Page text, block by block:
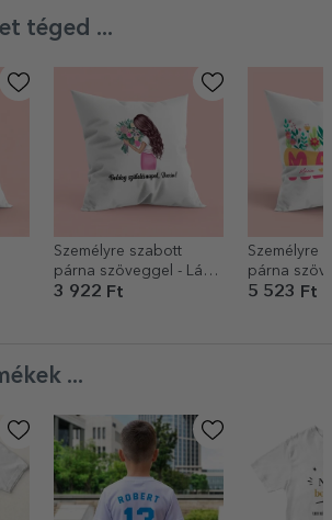
téged ...
Személyre szabott
párna szöveggel - Lány
virágokkal
3 922 Ft
Személyre
párna
méret -
5 523 Ft
...